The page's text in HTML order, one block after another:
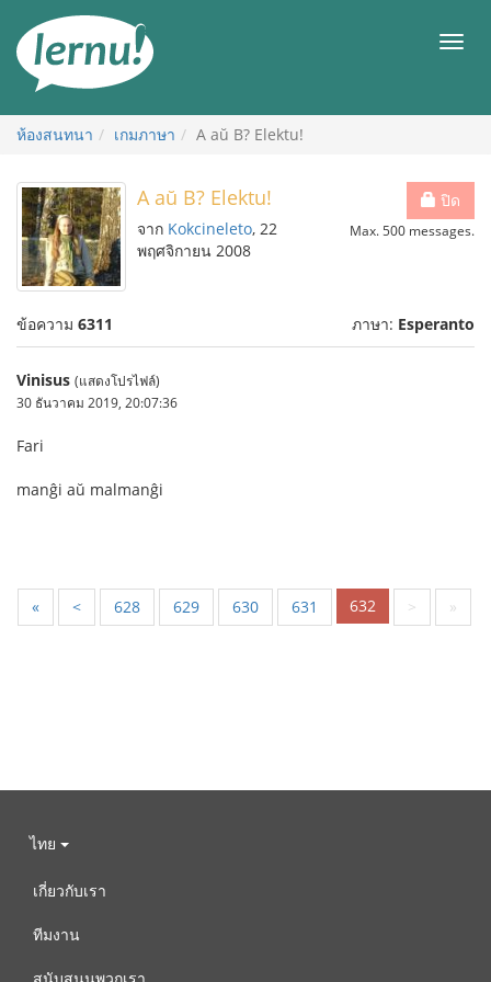
สารบัญ
เมนู
ห้องสนทนา เกมภาษา A aŭ B? Elektu!
ปิด
Max. 500 messages.
A aŭ B? Elektu!
จาก Kokcineleto, 22
พฤศจิกายน 2008
ข้อความ 6311 ภาษา: Esperanto
Vinisus (แสดงโปรไฟล์)
30 ธันวาคม 2019, 20:07:36
Fari
manĝi aŭ malmanĝi
« < 628 629 630 631 632 > »
ไทย
เกี่ยวกับเรา
ทีมงาน